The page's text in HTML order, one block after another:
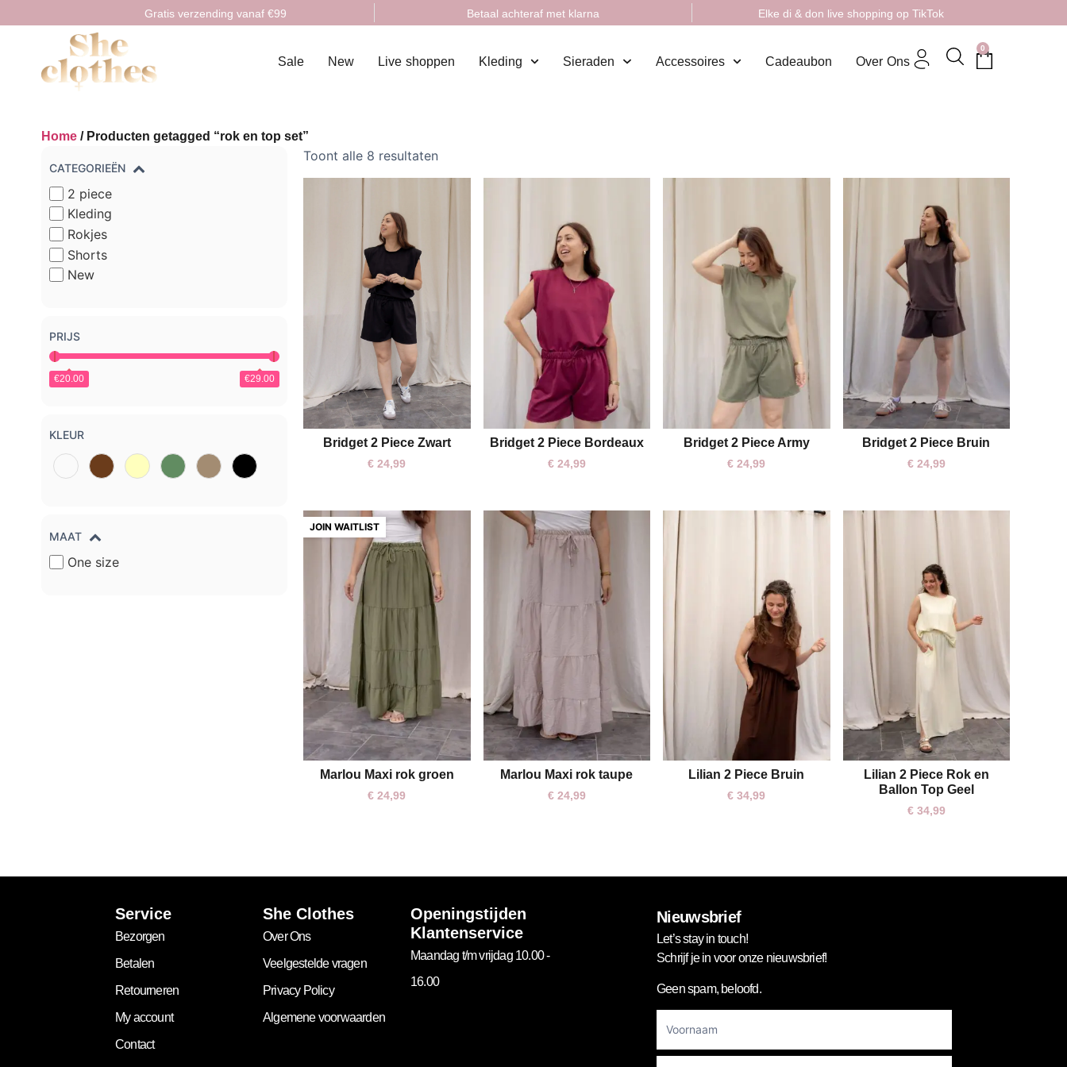
Gratis verzending vanaf €99 Betaal achteraf met klarna Elke di & don live shopping op TikTok
Sale New Live shoppen Kleding Sieraden Accessoires Cadeaubon Over Ons
0
Home / Producten getagged “rok en top set”
CATEGORIEËN
2 piece
Kleding
Rokjes
Shorts
New
PRIJS
€20.00 €29.00
KLEUR
MAAT
One size
Toont alle 8 resultaten
One size
Bridget 2 Piece Zwart
€ 24,99
One size
Bridget 2 Piece Bordeaux
€24,99
One size
Bridget 2 Piece Army
€ 24,99
One size
Bridget 2 Piece Bruin
€24,99
Marlou Maxi rok groen
€ 24,99
One size
Marlou Maxi rok taupe
€24,99
One size
Lilian 2 Piece Bruin
€ 34,99
One size
Lilian 2 Piece Rok en
Ballon Top Geel
€34,99
Service
Bezorgen
Betalen
Retourneren
My account
Contact
She Clothes
Over Ons
Veelgestelde vragen
Privacy Policy
Algemene voorwaarden
Openingstijden
Klantenservice
Maandag t/m vrijdag 10.00 -
16.00
Nieuwsbrief
Let’s stay in touch!
Schrijf je in voor onze nieuwsbrief!
Geen spam, beloofd.
Newsletter